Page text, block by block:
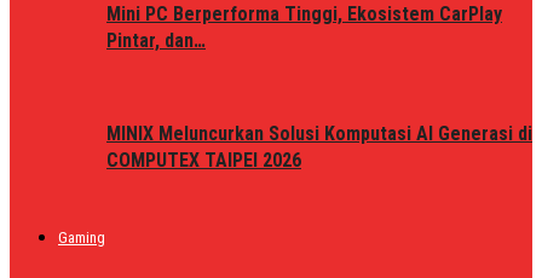
Mini PC Berperforma Tinggi, Ekosistem CarPlay
Pintar, dan…
MINIX Meluncurkan Solusi Komputasi AI Generasi di
COMPUTEX TAIPEI 2026
Gaming